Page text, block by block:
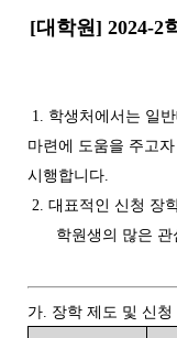
[대학원] 2024-2
1. 학생처에서는 일
마련에 도움을 주고
시행합니다.
2. 대표적인 신청 장
학원생의 많은
가. 장학 제도 및 신청